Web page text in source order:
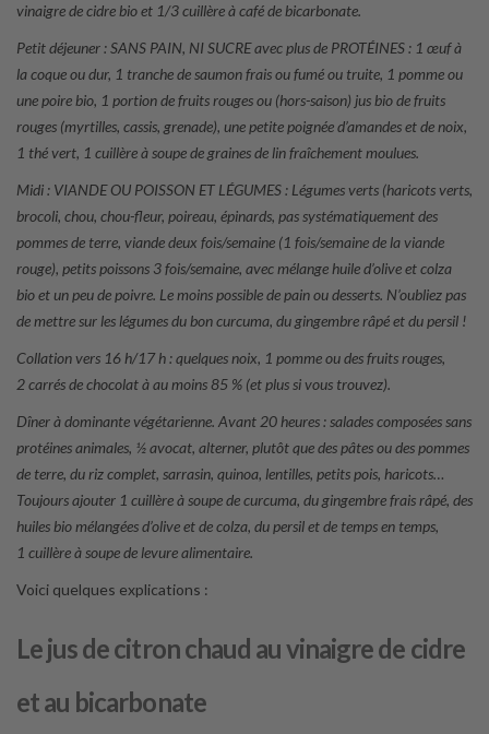
vinaigre de cidre bio et 1/3 cuillère à café de bicarbonate.
Petit déjeuner : SANS PAIN, NI SUCRE avec plus de PROTÉINES : 1 œuf à
la coque ou dur, 1 tranche de saumon frais ou fumé ou truite, 1 pomme ou
une poire bio, 1 portion de fruits rouges ou (hors-saison) jus bio de fruits
rouges (myrtilles, cassis, grenade), une petite poignée d’amandes et de noix,
1 thé vert, 1 cuillère à soupe de graines de lin fraîchement moulues.
Midi : VIANDE OU POISSON ET LÉGUMES : Légumes verts (haricots verts,
brocoli, chou, chou-fleur, poireau, épinards, pas systématiquement des
pommes de terre, viande deux fois/semaine (1 fois/semaine de la viande
rouge), petits poissons 3 fois/semaine, avec mélange huile d’olive et colza
bio et un peu de poivre. Le moins possible de pain ou desserts. N’oubliez pas
de mettre sur les légumes du bon curcuma, du gingembre râpé et du persil !
Collation vers 16 h/17 h : quelques noix, 1 pomme ou des fruits rouges,
2 carrés de chocolat à au moins 85 % (et plus si vous trouvez).
Dîner à dominante végétarienne. Avant 20 heures : salades composées sans
protéines animales, ½ avocat, alterner, plutôt que des pâtes ou des pommes
de terre, du riz complet, sarrasin, quinoa, lentilles, petits pois, haricots…
Toujours ajouter 1 cuillère à soupe de curcuma, du gingembre frais râpé, des
huiles bio mélangées d’olive et de colza, du persil et de temps en temps,
1 cuillère à soupe de levure alimentaire.
Voici quelques explications :
Le jus de citron chaud au vinaigre de cidre
et au bicarbonate